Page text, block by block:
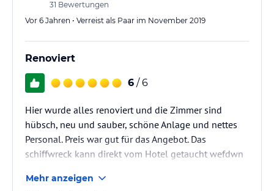
und Tauchen gehen, um die wunderschöne Unterwasserwelt zu
erkunden. Oder Sie entspannen sich am Außenpool und genießen
Wellnessbereich, in dem Sie sich mit Massagen verwöhnen lassen
können. Für Kinder gibt es ein buntes Spiele- und
Hinweis:
verbindlichenAngebotsdetails des jeweiligen Veranstalters.
31 Bewertungen
Vor 6 Jahren • Verreist als Paar im November 2019
Renoviert
6 / 6
Hier wurde alles renoviert und die Zimmer sind
hübsch, neu und sauber, schöne Anlage und nettes
Personal. Preis war gut für das Angebot. Das
schiffwreck kann direkt vom Hotel getaucht wefdwn
Mehr anzeigen